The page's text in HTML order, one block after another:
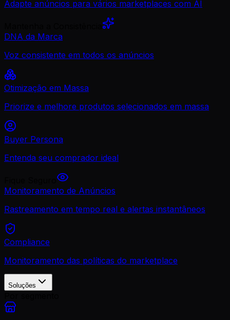
Adapte anúncios para vários marketplaces com AI
DNA da Marca
Voz consistente em todos os anúncios
Otimização em Massa
Priorize e melhore produtos selecionados em massa
Buyer Persona
Entenda seu comprador ideal
Monitoramento de Anúncios
Rastreamento em tempo real e alertas instantâneos
Compliance
Monitoramento das políticas do marketplace
Soluções